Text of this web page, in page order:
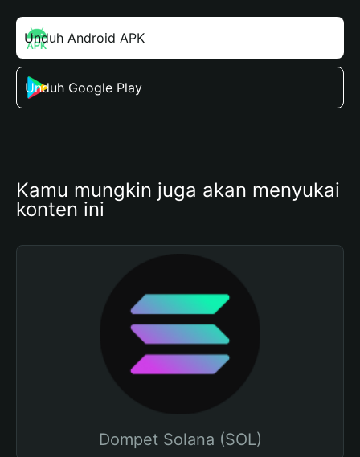
Unduh Android APK
Unduh Google Play
Kamu mungkin juga akan menyukai
konten ini
Dompet Solana (SOL)